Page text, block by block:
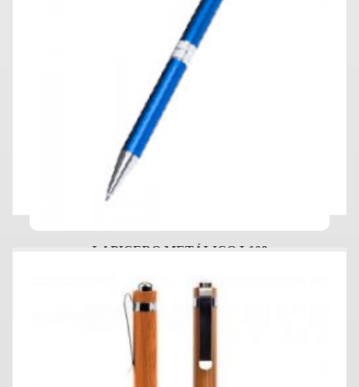
LAPICERO METÁLICO L108